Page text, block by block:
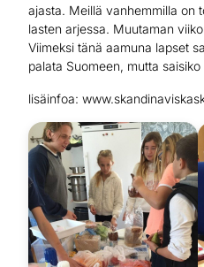
ajasta. Meillä vanhemmilla on
lasten arjessa. Muutaman
Viimeksi tänä aamuna lapset
palata Suomeen, mutta
lisäinfoa: